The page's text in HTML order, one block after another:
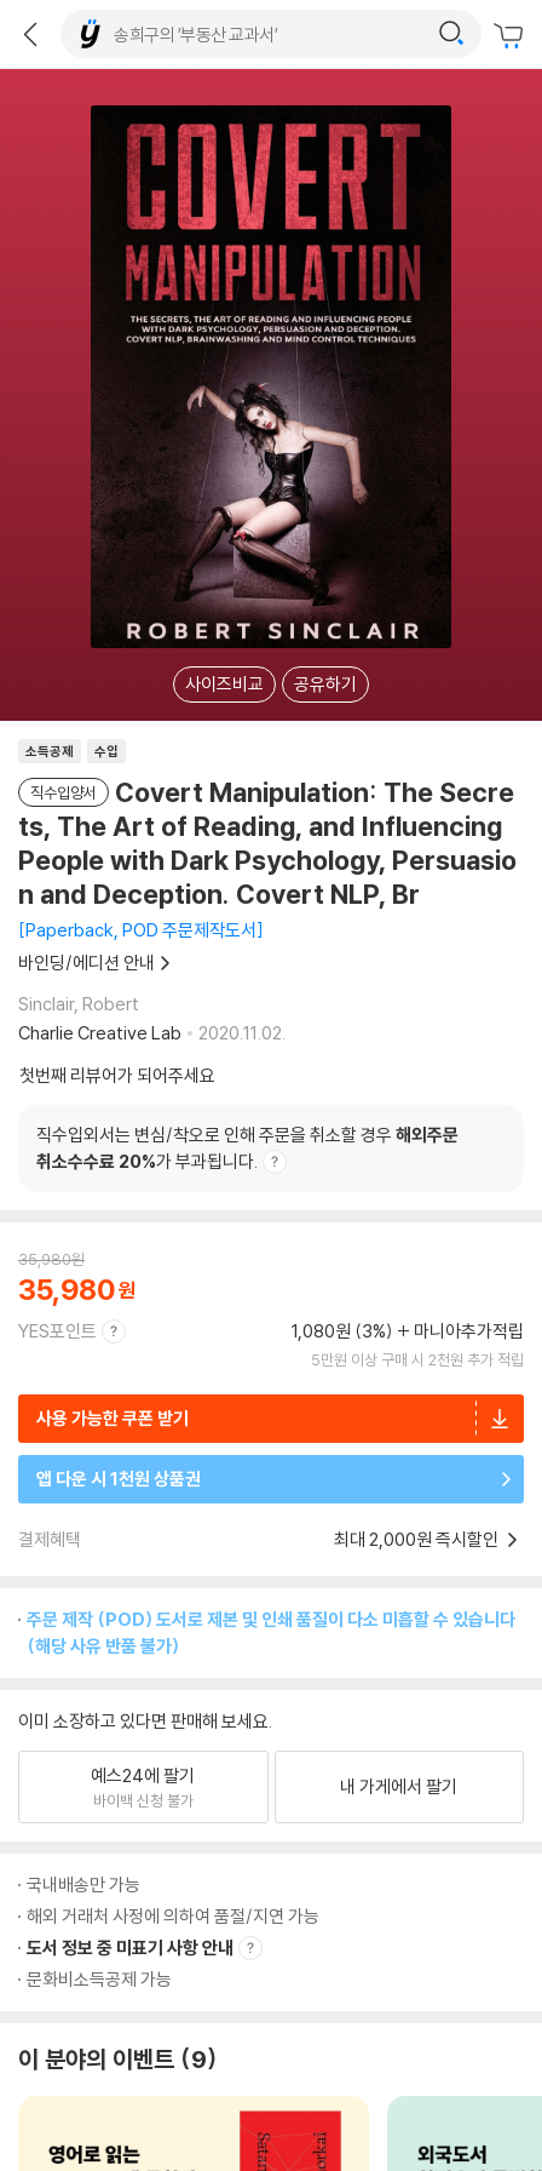
사이즈비교 공유하기
소득공제 수입
직수입양서
Covert Manipulation: The Secre
ts, The Art of Reading, and Influencing
People with Dark Psychology, Persuasio
n and Deception. Covert NLP, Br
Paperback, POD 주문제작도서
바인딩/에디션 안내
Sinclair, Robert
Charlie Creative Lab
2020.11.02.
첫번째 리뷰어가 되어주세요
직수입외서는 변심/착오로 인해 주문을 취소할 경우 해외주문
취소수수료 20%가 부과됩니다.
35,980원
35,980
YES포인트 1,080원 (3%) 마니아추가적립
5만원 이상 구매 시 2천원 추가 적립
사용 가능한 쿠폰 받기
앱 다운 시 1천원 상품권
결제혜택 최대 2,000원 즉시할인
주문 제작 (POD) 도서로 제본 및 인쇄 품질이 다소 미흡할 수 있습니다
(해당 사유 반품 불가)
이미 소장하고 있다면 판매해 보세요.
예스24에 팔기
바이백 신청 불가
내 가게에서 팔기
국내배송만 가능
해외 거래처 사정에 의하여 품절/지연 가능
도서 정보 중 미표기 사항 안내
문화비소득공제 가능
이 분야의 이벤트 9